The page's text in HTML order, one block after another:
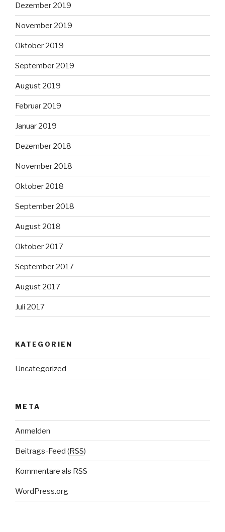
Dezember 2019
November 2019
Oktober 2019
September 2019
August 2019
Februar 2019
Januar 2019
Dezember 2018
November 2018
Oktober 2018
September 2018
August 2018
Oktober 2017
September 2017
August 2017
Juli 2017
KATEGORIEN
Uncategorized
META
Anmelden
Beitrags-Feed (RSS)
Kommentare als RSS
WordPress.org